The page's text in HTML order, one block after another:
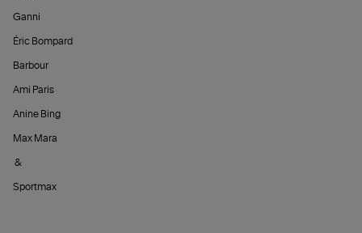
Ganni
Éric Bompard
Barbour
Ami Paris
Anine Bing
Max Mara
&
Sportmax